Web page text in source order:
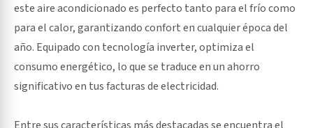
este aire acondicionado es perfecto tanto para el frío como
para el calor, garantizando confort en cualquier época del
año. Equipado con tecnología inverter, optimiza el
consumo energético, lo que se traduce en un ahorro
significativo en tus facturas de electricidad.